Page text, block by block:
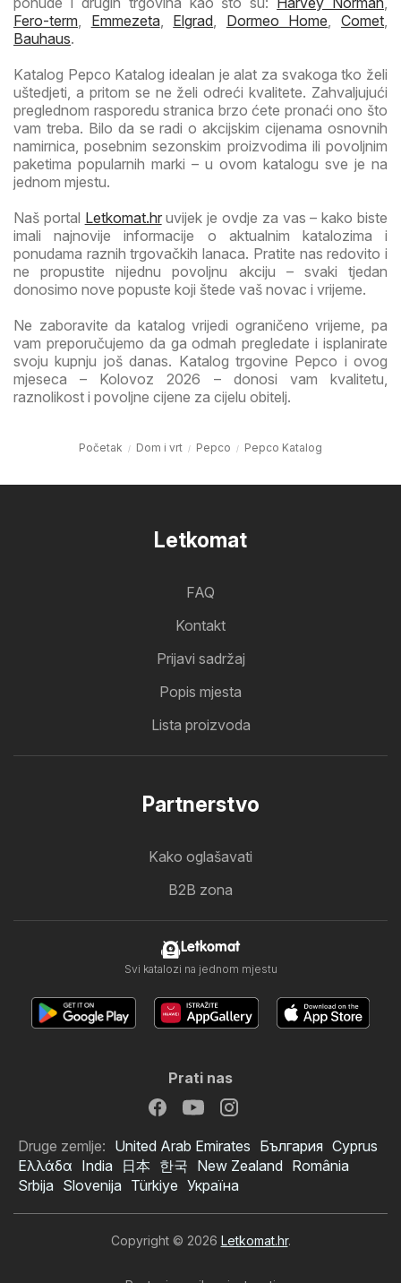
Fero-term, Emmezeta, Elgrad, Dormeo Home,Comet,
Bauhaus.
Katalog Pepco Katalog idealan je alat za svakoga tko želi
uštedjeti, a pritom se ne želi odreći kvalitete. Zahvaljujući
preglednom rasporedu stranica brzo ćete pronaći ono što
vam treba. Bilo da se radi o akcijskim cijenama osnovnih
namirnica, posebnim sezonskim proizvodima ili povoljnim
paketima popularnih marki – u ovom katalogu sve je na
jednom mjestu.
Naš portal Letkomat.hruvijek je ovdje za vas – kako biste
imali najnovije informacije o aktualnim katalozima i
ponudama raznih trgovačkih lanaca. Pratite nas redovito i
ne propustite nijednu povoljnu akciju – svaki tjedan
donosimo nove popuste koji štede vaš novac i vrijeme.
Ne zaboravite da katalog vrijedi ograničeno vrijeme, pa
vam preporučujemo da ga odmah pregledate i isplanirate
svoju kupnju još danas. Katalog trgovine Pepco i ovog
mjeseca – Kolovoz 2026 – donosi vam kvalitetu,
raznolikost i povoljne cijene za cijelu obitelj.
Početak Dom i vrt Pepco Pepco Katalog
Letkomat
FAQ
Kontakt
Prijavi sadržaj
Popis mjesta
Lista proizvoda
Partnerstvo
Kako oglašavati
B2B zona
Letkomat
Svi katalozi na jednom mjestu
Prati nas
Druge zemlje: United Arab Emirates България Cyprus
Ελλάδα India 日本 한국 New Zealand România
Srbija Slovenija Türkiye Україна
Copyright © 2026 Letkomat.hr.